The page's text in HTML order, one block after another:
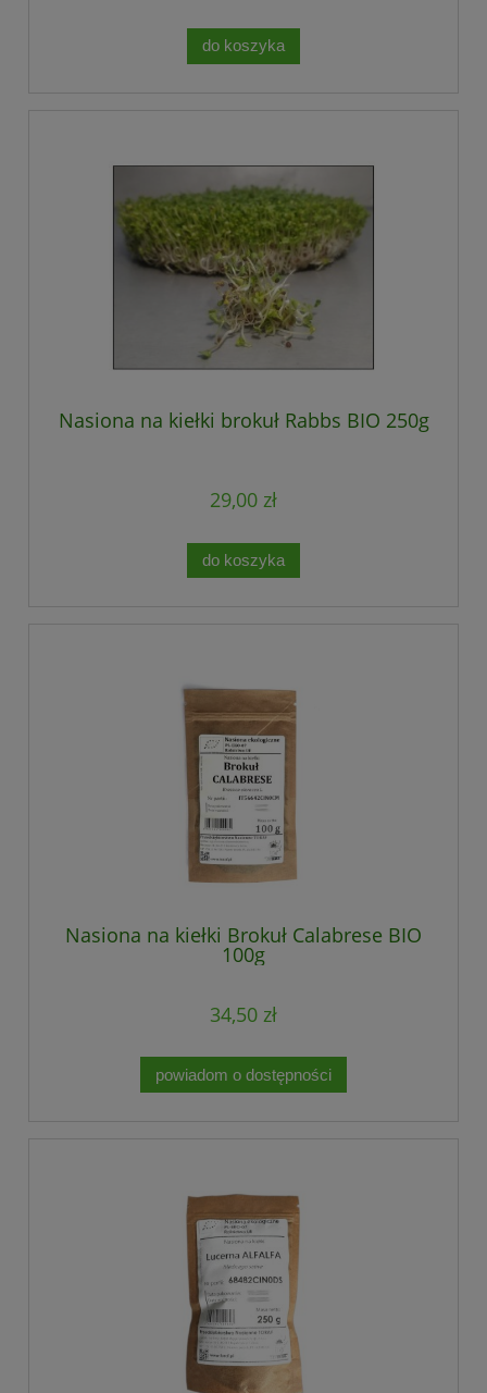
do koszyka
Nasiona na kiełki brokuł Rabbs BIO 250g
29,00 zł
do koszyka
Nasiona na kiełki Brokuł Calabrese BIO
100g
34,50 zł
powiadom o dostępności